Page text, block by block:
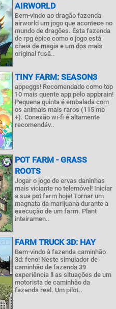
AIRWORLD
Bem-vindo ao dragão fazenda
airworld um jogo que acontece no
mundo de dragões. Esta fazenda
de rpg épico como o jogo está
cheia de magia e um dos mais
original fusã..
TINY FARM: SEASON3
appeggs! Recomendado como top
10 mais quente app pelo appbrain!
Pequena quinta é embalada com
os animais mais raros (115 mb
+). Conexão wi-fi é altamente
recomendáv..
POT FARM - GRASS
ROOTS
Jogar o jogo de ervas daninhas
mais viciante no telemóvel! Iniciar
a sua pot farm hoje! Tornar um
magnata da marijuana durante a
execução de um farm. Plant
inteiramen..
FARM TRUCK 3D: HAY
Bem-vindo à fazenda caminhão
3d: feno! Neste simulador de
caminhão de fazenda 39
experiência ll as situações de um
motorista de caminhão da
fazenda real. Um pilot..